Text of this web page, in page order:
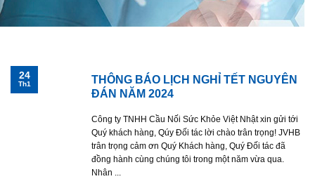
THÔNG BÁO LỊCH NGHỈ TẾT NGUYÊN
ĐÁN NĂM 2024
Công ty TNHH Cầu Nối Sức Khỏe Việt Nhật xin gửi tới
Quý khách hàng, Qúy Đối tác lời chào trân trọng! JVHB
trân trọng cảm ơn Quý Khách hàng, Quý Đối tác đã
đồng hành cùng chúng tôi trong một năm vừa qua.
Nhân ...
24
Th1